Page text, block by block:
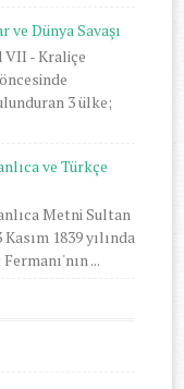
Dünya Savaşı
VII - Kraliçe
3 ülke;
ve Türkçe
Metni Sultan
1839 yılında
...